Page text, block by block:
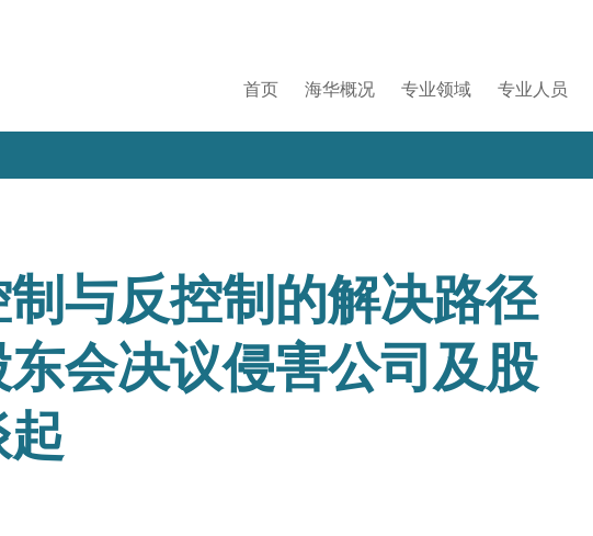
首页 海华概况 专业领域 专业人员
与反控制的解决路径
会决议侵害公司及股